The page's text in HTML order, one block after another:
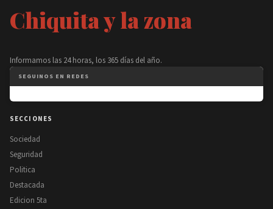
Chiquita y la zona
Informamos las 24 horas, los 365 días del año.
SEGUINOS EN REDES
SECCIONES
Sociedad
Seguridad
Politica
Destacada
Edicion 5ta